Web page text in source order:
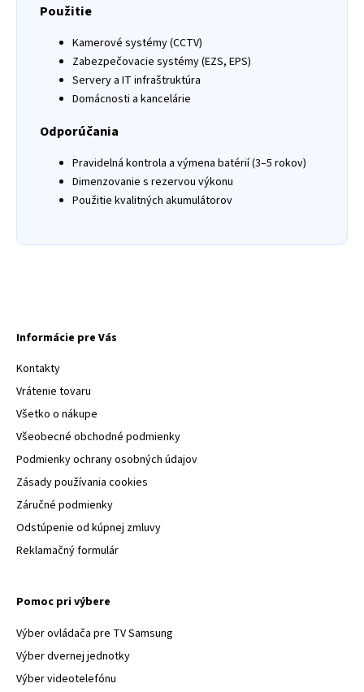
Použitie
Kamerové systémy (CCTV)
Zabezpečovacie systémy (EZS, EPS)
Servery a IT infraštruktúra
Domácnosti a kancelárie
Odporúčania
Pravidelná kontrola a výmena batérií (3–5 rokov)
Dimenzovanie s rezervou výkonu
Použitie kvalitných akumulátorov
Informácie pre Vás
Kontakty
Vrátenie tovaru
Všetko o nákupe
Všeobecné obchodné podmienky
Podmienky ochrany osobných údajov
Zásady používania cookies
Záručné podmienky
Odstúpenie od kúpnej zmluvy
Reklamačný formulár
Pomoc pri výbere
Výber ovládača pre TV Samsung
Výber dvernej jednotky
Výber videotelefónu